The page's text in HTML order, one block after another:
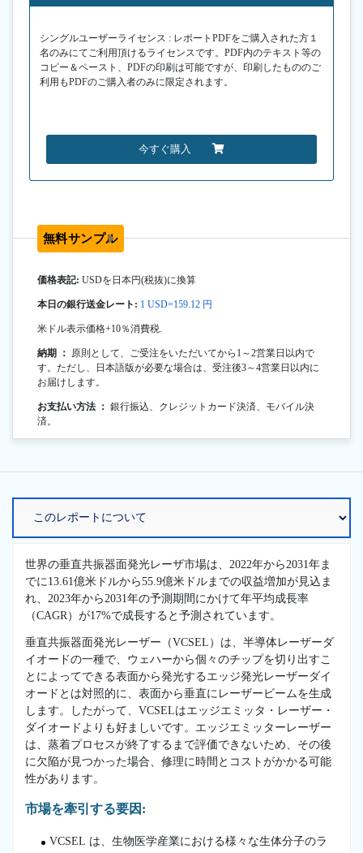
シングルユーザーライセンス : レポートPDFをご購入された方１
名のみにてご利用頂けるライセンスです。PDF内のテキスト等の
コピー＆ペースト、PDFの印刷は可能ですが、印刷したもののご
利用もPDFのご購入者のみに限定されます。
今すぐ購入
無料サンプル
価格表記: USDを日本円(税抜)に換算
本日の銀行送金レート: 1 USD=159.12 円
米ドル表示価格+10％消費税.
納期 ： 原則として、ご受注をいただいてから1～2営業日以内で
す。ただし、日本語版が必要な場合は、受注後3～4営業日以内に
お届けします。
お支払い方法 ： 銀行振込、クレジットカード決済、モバイル決
済。
世界の垂直共振器面発光レーザ市場は、2022年から2031年ま
でに13.61億米ドルから55.9億米ドルまでの収益増加が見込ま
れ、2023年から2031年の予測期間にかけて年平均成長率
（CAGR）が17%で成長すると予測されています。
垂直共振器面発光レーザー（VCSEL）は、半導体レーザーダ
イオードの一種で、ウェハーから個々のチップを切り出すこ
とによってできる表面から発光するエッジ発光レーザーダイ
オードとは対照的に、表面から垂直にレーザービームを生成
します。したがって、VCSELはエッジエミッタ・レーザー・
ダイオードよりも好ましいです。エッジエミッターレーザー
は、蒸着プロセスが終了するまで評価できないため、その後
に欠陥が見つかった場合、修理に時間とコストがかかる可能
性があります。
市場を牽引する要因:
VCSEL は、生物医学産業における様々な生体分子のラ